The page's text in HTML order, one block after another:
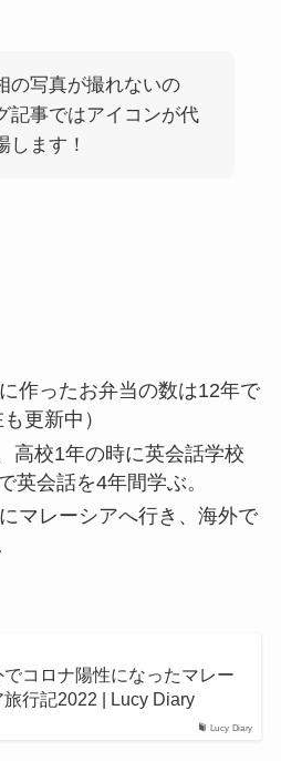
の写真が撮れないの
記事ではアイコンが代
します！
作ったお弁当の数は12年で
更新中）
高校1年の時に英会話学校
英会話を4年間学ぶ。
マレーシアへ行き、海外で
Lucy Diary
でコロナ陽性になったマレー
旅行記2022 | Lucy Diary